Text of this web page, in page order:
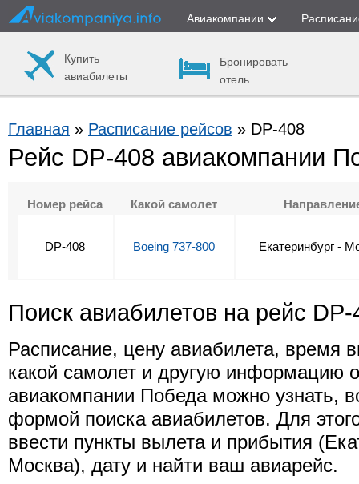
Авиакомпании
Купить
авиабилеты
Бронировать
отель
Главная » Расписание рейсов » DP-408
Рейс DP-408 авиакомпании
Номер рейса Какой самолет
DP-408 Boeing 737-800 Екатеринбург -
Поиск авиабилетов на рейс DP-
Расписание, цену авиабилета, время
какой самолет и другую информацию
авиакомпании Победа можно узнать,
формой поиска авиабилетов. Для
ввести пункты вылета и прибытия
Москва), дату и найти ваш авиарейс.